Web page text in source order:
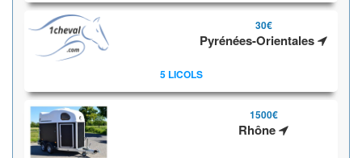
30€
Pyrénées-Orientales
5 LICOLS
1500€
Rhône